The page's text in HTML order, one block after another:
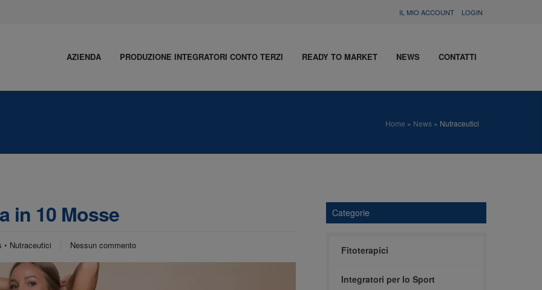
IL MIO ACCOUNT LOGIN
AZIENDA PRODUZIONE INTEGRATORI CONTO TERZI READY TO MARKET NEWS CONTATTI
Home » News » Nutraceutici
in 10 Mosse
• Nutraceutici Nessun commento
Categorie
Fitoterapici
Integratori per lo Sport